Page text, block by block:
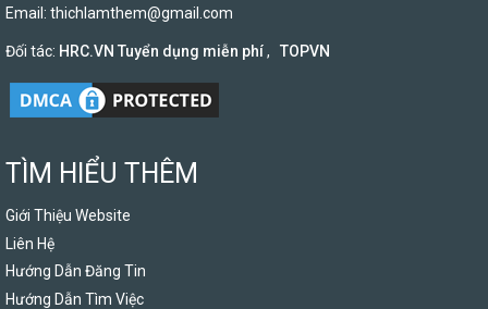
Email: thichlamthem@gmail.com
Đối tác: HRC.VN Tuyển dụng miễn phí, TOPVN
TÌM HIỂU THÊM
Giới Thiệu Website
Liên Hệ
Hướng Dẫn Đăng Tin
Hướng Dẫn Tìm Việc